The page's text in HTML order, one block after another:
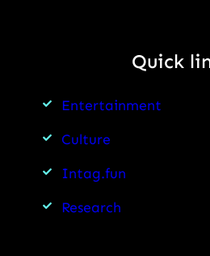
Quick
Entertainment
Culture
Intag.fun
Research